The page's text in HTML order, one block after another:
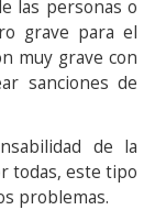
las personas o
grave para el
muy grave con
sanciones de
de la
todas, este tipo
problemas.